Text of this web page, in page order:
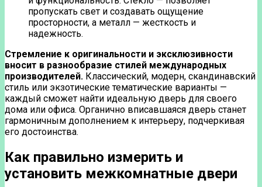
пропускать свет и создавать ощущение
просторности, а металл — жесткость и
надежность.
Стремление к оригинальности и эксклюзивности
вносит в разнообразие стилей международных
производителей. Классический, модерн, скандинавский
стиль или экзотические тематические варианты —
каждый сможет найти идеальную дверь для своего
дома или офиса. Органично вписавшаяся дверь станет
гармоничным дополнением к интерьеру, подчеркивая
его достоинства.
Как правильно измерить и
установить межкомнатные двери